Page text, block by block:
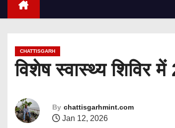
CHATTISGARH
विशेष स्वास्थ्य शिविर में
By chattisgarhmint.com
Jan 12, 2026